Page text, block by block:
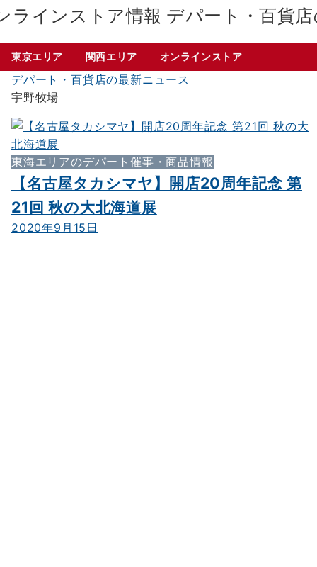
デパート・百貨
東京エリア 関西エリア オンラインストア
デパート・百貨店の最新ニュース
宇野牧場
東海エリアのデパート催事・商品情報
【名古屋タカシマヤ】開店20周年記念 第
21回 秋の大北海道展
2020年9月15日